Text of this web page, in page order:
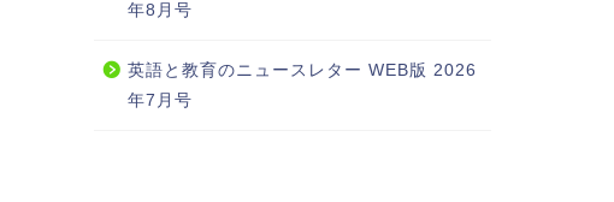
年8月号
英語と教育のニュースレター WEB版 2026
年7月号